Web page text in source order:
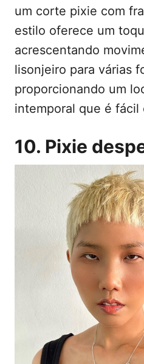
um corte pixie com
estilo oferece um
acrescentando
lisonjeiro para várias
proporcionando um
intemporal que é fácil
10. Pixie